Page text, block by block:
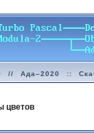
// Ада–2020 ::
цветов